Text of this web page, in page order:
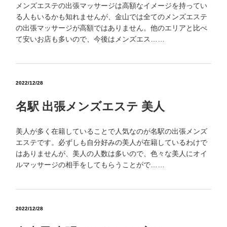
メンズエステの出張マッサージは高額なイメージを持ってい
る人もいるかも知れませんが、金山では全てのメンズエステ
の出張マッサージが高額ではありません。他のエリアと比べ
て安いお店も多いので、今後はメンズエス……
2022/12/28
名駅 出張メンズエステ 美人
美人が多く在籍していることで人気なのが名駅の出張メンズ
エステです。必ずしも自分好みの美人が在籍しているわけで
はありませんが、美人の人数は多いので、色々な美人にオイ
ルマッサージの相手をしてもらうことがで……
2022/12/28